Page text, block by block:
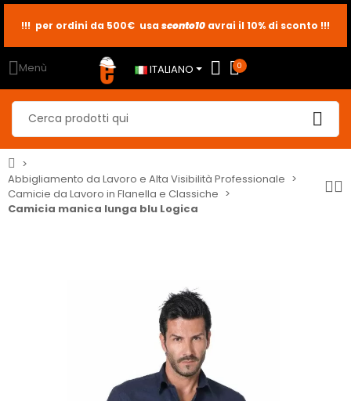
sconto2
sconto5
!!! per ordini da 500€ usa sconto10 avrai il 10% di sconto !!!
Menù ITALIANO 0
Abbigliamento da Lavoro e Alta Visibilità Professionale
Camicie da Lavoro in Flanella e Classiche
Camicia manica lunga blu Logica